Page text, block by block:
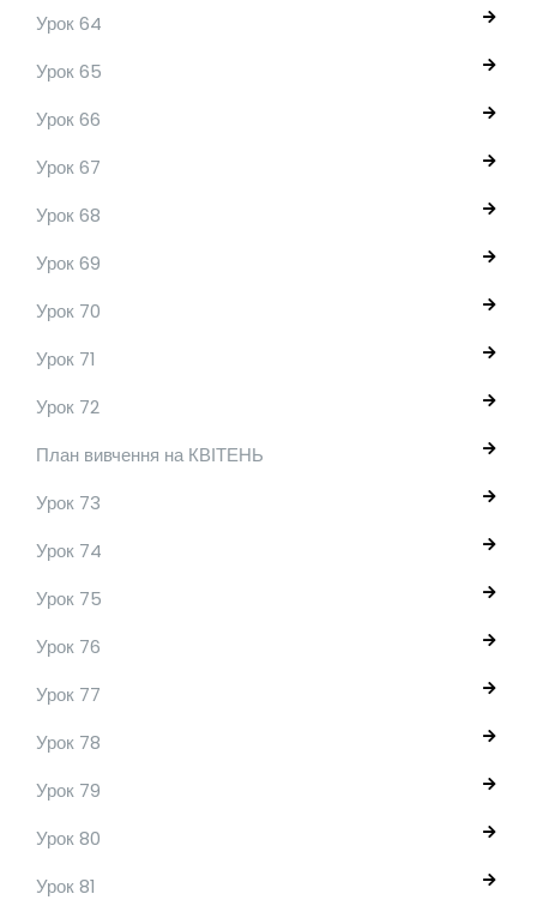
Урок 64
Урок 65
Урок 66
Урок 67
Урок 68
Урок 69
Урок 70
Урок 71
Урок 72
План вивчення на КВІТЕНЬ
Урок 73
Урок 74
Урок 75
Урок 76
Урок 77
Урок 78
Урок 79
Урок 80
Урок 81